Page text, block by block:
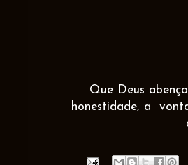
Que Deus
honestidade, a